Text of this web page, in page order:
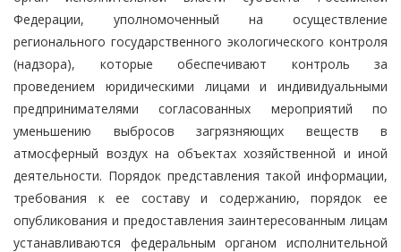
Федерации, уполномоченный на осуществление
регионального государственного экологического контроля
(надзора), которые обеспечивают контроль за
проведением юридическими лицами и индивидуальными
предпринимателями согласованных мероприятий по
уменьшению выбросов загрязняющих веществ в
атмосферный воздух на объектах хозяйственной и иной
деятельности. Порядок представления такой информации,
требования к ее составу и содержанию, порядок ее
опубликования и предоставления заинтересованным лицам
устанавливаются федеральным органом исполнительной